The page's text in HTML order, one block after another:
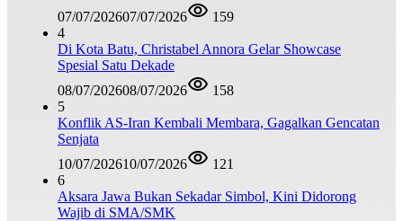
07/07/202607/07/2026
159
4
Di Kota Batu, Christabel Annora Gelar Showcase
Spesial Satu Dekade
08/07/202608/07/2026
158
5
Konflik AS-Iran Kembali Membara, Gagalkan Gencatan
Senjata
10/07/202610/07/2026
121
6
Aksara Jawa Bukan Sekadar Simbol, Kini Didorong
Wajib di SMA/SMK